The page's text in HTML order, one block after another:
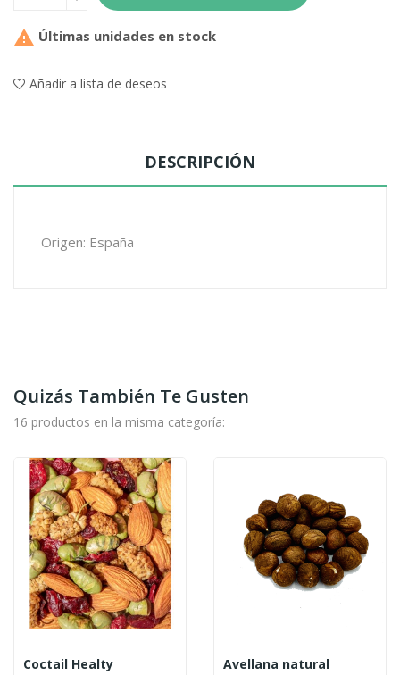
 Últimas unidades en stock
Añadir a lista de deseos
DESCRIPCIÓN
Origen: España
Quizás También Te Gusten
16 productos en la misma categoría:
Coctail Healty
Avellana natural